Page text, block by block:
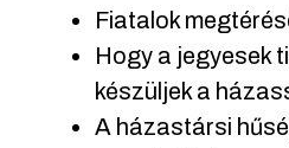
Fiatalok
Hogy a jegyesek
készüljek a
A házastársi